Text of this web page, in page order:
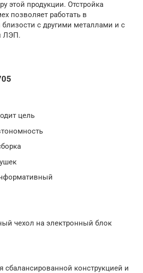
этой продукции. Отстройка
позволяет работать в
с другими металлами и с
ЛЭП.
цель
чехол на электронный блок
сбалансированной конструкцией и